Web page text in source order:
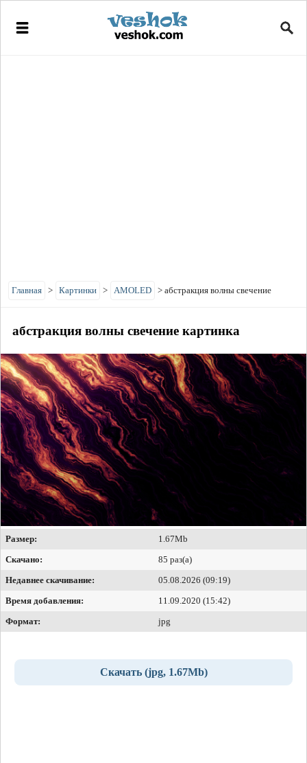
Главная > Картинки > AMOLED > абстракция волны свечение
абстракция волны свечение картинка
Размер:
1.67Mb
Скачано:
85 раз(а)
Недавнее скачивание:
05.08.2026 (09:19)
Время добавления:
11.09.2020 (15:42)
Формат:
jpg
Скачать (jpg, 1.67Mb)